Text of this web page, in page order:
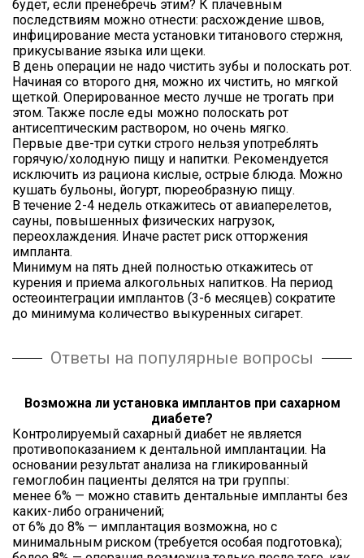
будет, если пренебречь этим? К плачевным
последствиям можно отнести: расхождение швов,
инфицирование места установки титанового стержня,
прикусывание языка или щеки.
В день операции не надо чистить зубы и полоскать рот.
Начиная со второго дня, можно их чистить, но мягкой
щеткой. Оперированное место лучше не трогать при
этом. Также после еды можно полоскать рот
антисептическим раствором, но очень мягко.
Первые две-три сутки строго нельзя употреблять
горячую/холодную пищу и напитки. Рекомендуется
исключить из рациона кислые, острые блюда. Можно
кушать бульоны, йогурт, пюреобразную пищу.
В течение 2-4 недель откажитесь от авиаперелетов,
сауны, повышенных физических нагрузок,
переохлаждения. Иначе растет риск отторжения
импланта.
Минимум на пять дней полностью откажитесь от
курения и приема алкогольных напитков. На период
остеоинтеграции имплантов (3-6 месяцев) сократите
до минимума количество выкуренных сигарет.
Ответы на популярные вопросы
Возможна ли установка имплантов при сахарном
диабете?
Контролируемый сахарный диабет не является
противопоказанием к дентальной имплантации. На
основании результат анализа на гликированный
гемоглобин пациенты делятся на три группы:
менее 6% — можно ставить дентальные импланты без
каких-либо ограничений;
от 6% до 8% — имплантация возможна, но с
минимальным риском (требуется особая подготовка);